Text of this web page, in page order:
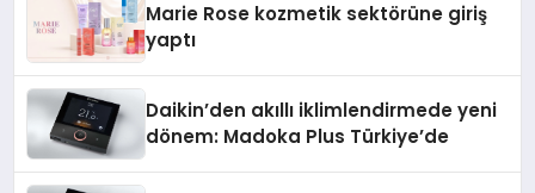
Marie Rose kozmetik sektörüne giriş
yaptı
Daikin’den akıllı iklimlendirmede yeni
dönem: Madoka Plus Türkiye’de